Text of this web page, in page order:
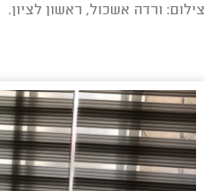
צילום: ורדה אשכול, ראשון לציון.